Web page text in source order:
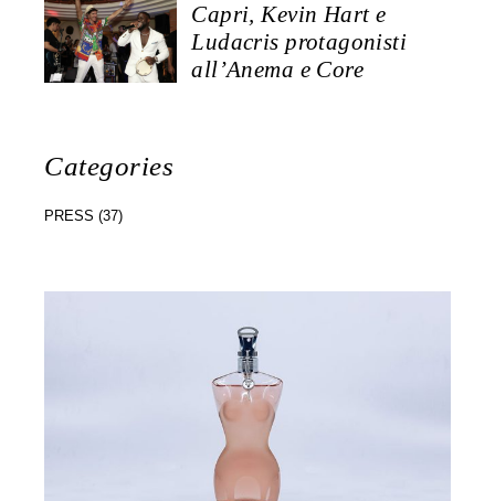
Capri, Kevin Hart e
Ludacris protagonisti
all’Anema e Core
Categories
PRESS (37)